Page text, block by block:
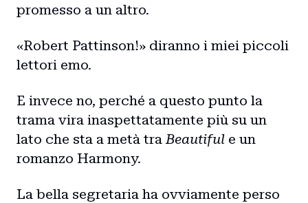
Blog
Storie
Collaborazioni
promesso a un altro.
«Robert Pattinson!» diranno i miei piccoli
lettori emo.
E invece no, perché a questo punto la
trama vira inaspettatamente più su un
lato che sta a metà traBeautiful e un
romanzo Harmony.
La bella segretaria ha ovviamente perso